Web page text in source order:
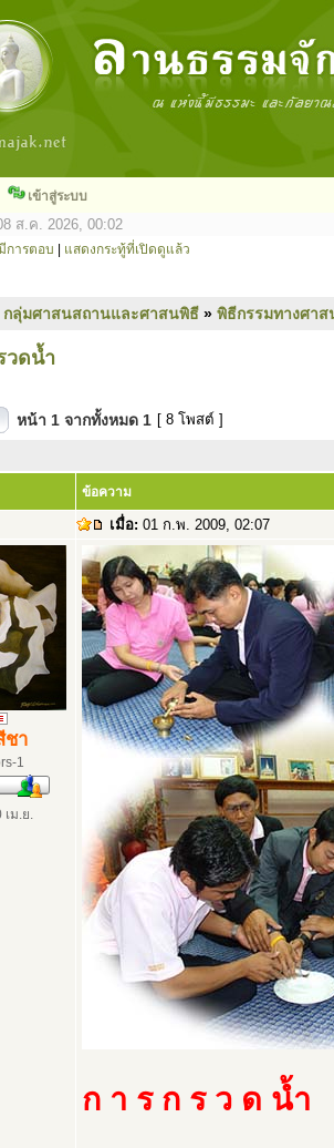
เข้าสู่ระบบ
ส.ค. 2026, 00:02
การตอบ แสดงกระทู้ที่เปิดดูแล้ว
กลุ่มศาสนสถานและศาสนพิธี » พิธีกรรมทางศา
วดน้ำ
หน้า 1 จากทั้งหมด 1 [ 8 โพสต์ ]
ข้อความ
เมื่อ: 01 ก.พ. 2009, 02:07
ชา
1
เม.ย.
ก า ร ก ร ว ด น้ำ